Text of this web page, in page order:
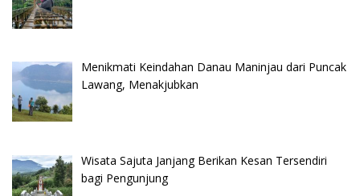
Menikmati Keindahan Danau Maninjau dari Puncak
Lawang, Menakjubkan
Wisata Sajuta Janjang Berikan Kesan Tersendiri
bagi Pengunjung